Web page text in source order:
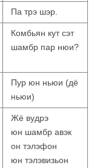
Па трэ шэр.
Комбьян кут сэт
шамбр пар нюи?
Пур юн ньюи (дё
ньюи)
Жё вудрэ
юн шамбр авэк
он тэлэфон
юн тэлэвизьон